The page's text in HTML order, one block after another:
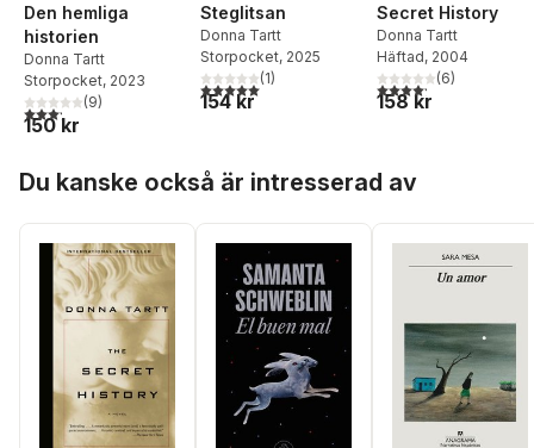
Den hemliga
historien
Donna Tartt
Storpocket, 2023
3,2utav 5 stjärnor. Totalt antal röster:
(9)
150 kr
Steglitsan
Donna Tartt
Storpocket, 2025
5,0utav 5 stjärnor. Totalt antal röster:
(1)
154 kr
Secret History
Donna Tartt
Häftad, 2004
4,2utav 5 stjärnor.
(6)
158 kr
Du kanske också är intresserad av